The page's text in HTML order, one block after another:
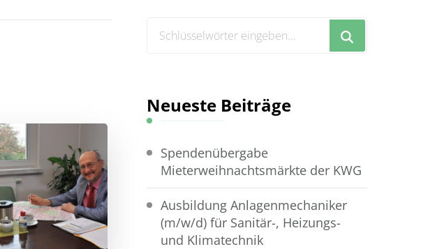
Suchst
Neueste Beiträge
Spendenübergabe
Mieterweihnachtsmärkte der KWG
Ausbildung Anlagenmechaniker
(m/w/d) für Sanitär-, Heizungs-
und Klimatechnik